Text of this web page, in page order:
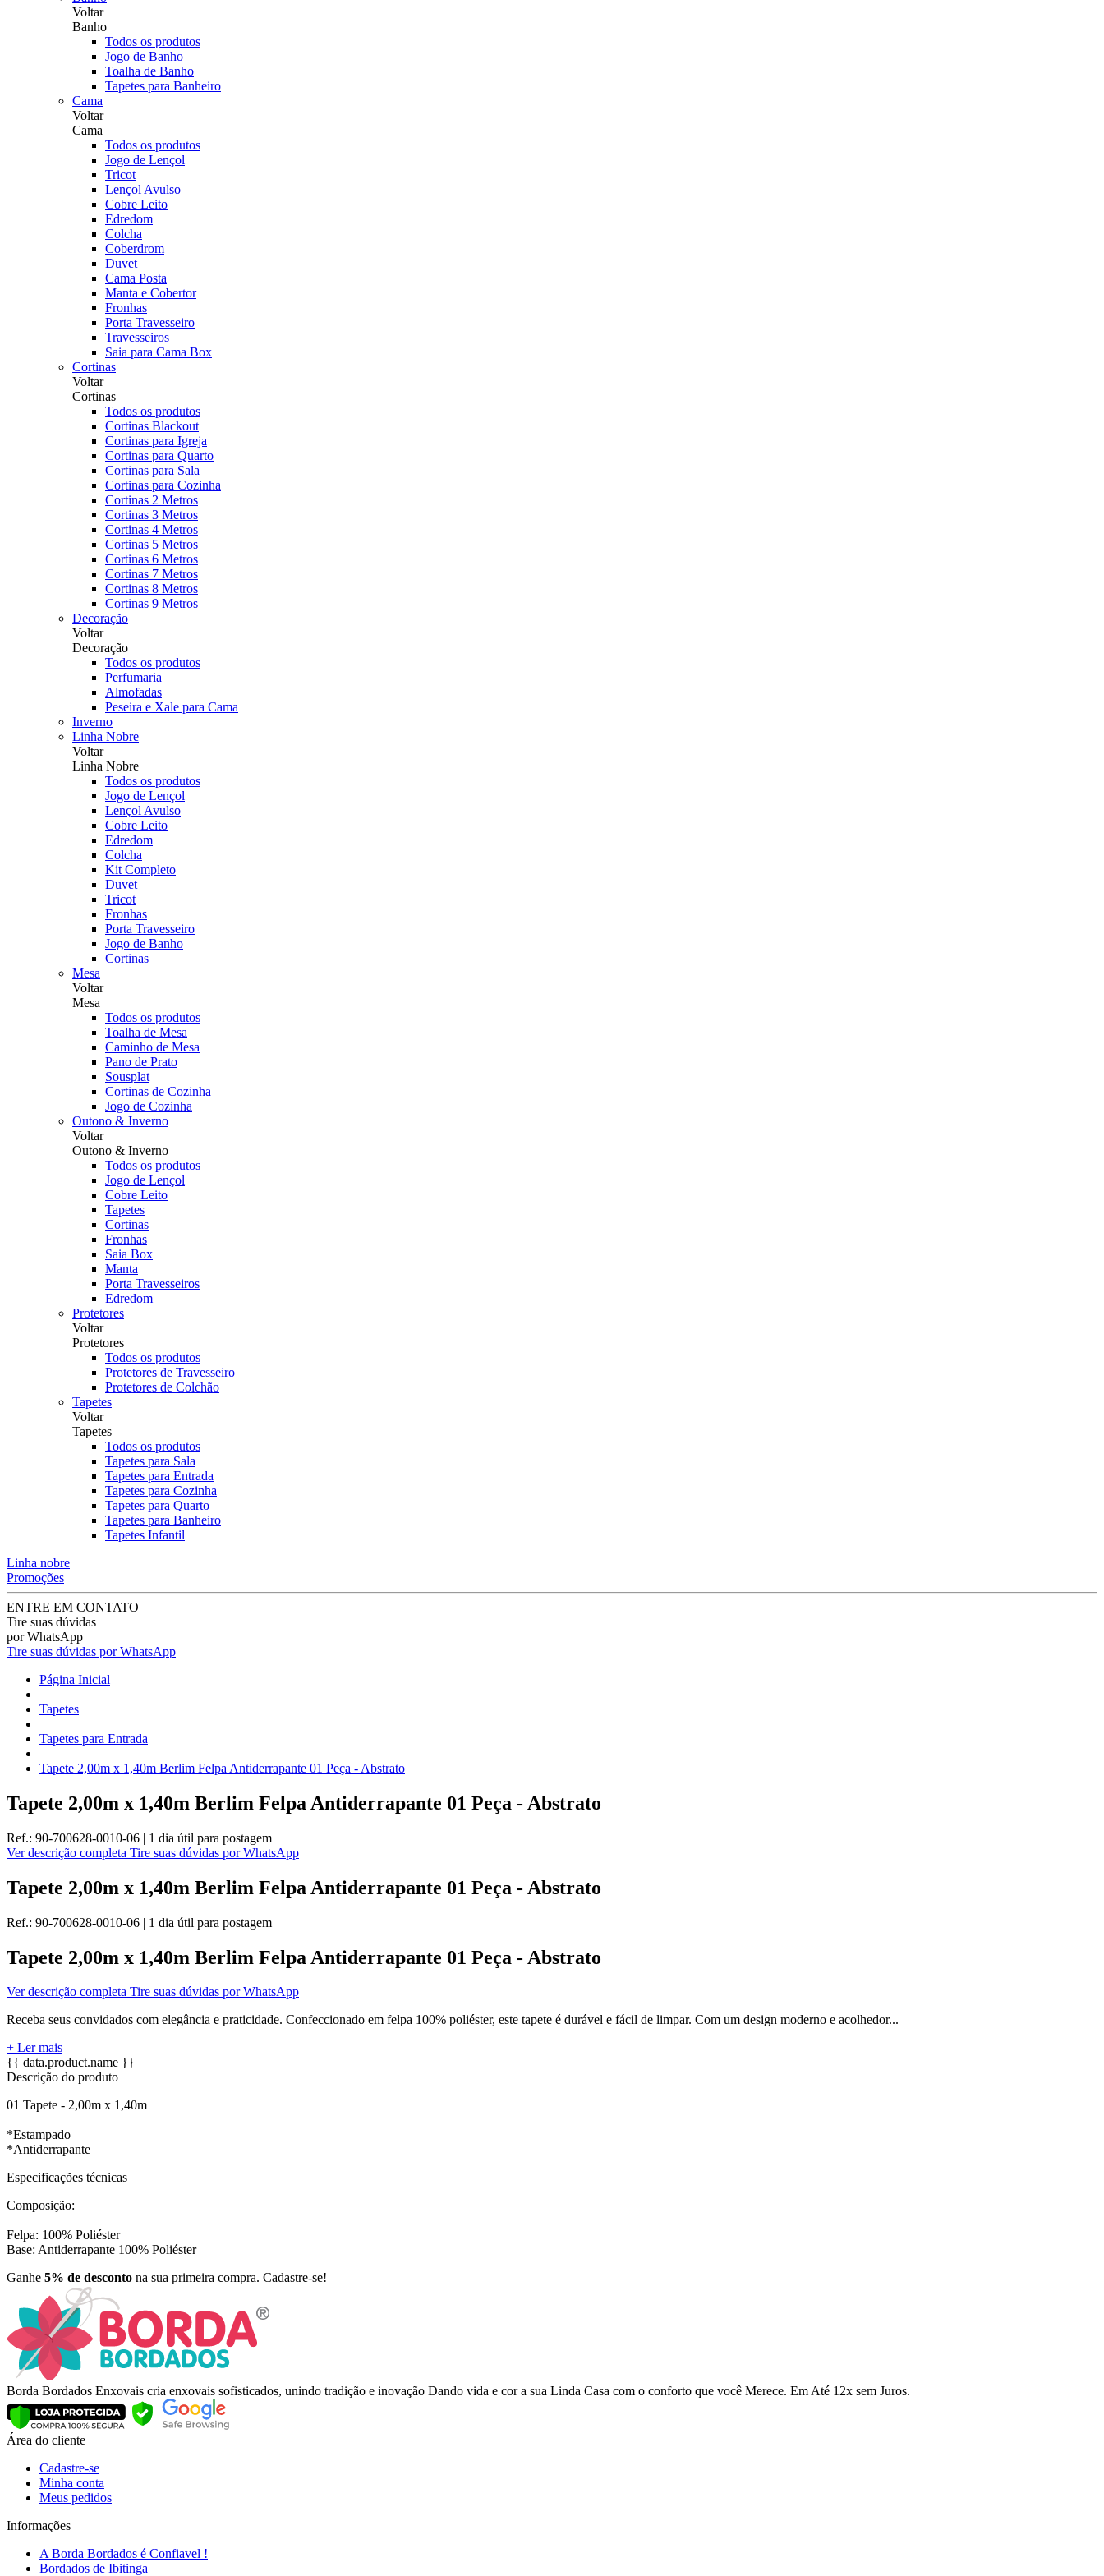
Voltar
Banho
Todos os produtos
Jogo de Banho
Toalha de Banho
Tapetes para Banheiro
Cama
Voltar
Cama
Todos os produtos
Jogo de Lençol
Tricot
Lençol Avulso
Cobre Leito
Edredom
Colcha
Coberdrom
Duvet
Cama Posta
Manta e Cobertor
Fronhas
Porta Travesseiro
Travesseiros
Saia para Cama Box
Cortinas
Voltar
Cortinas
Todos os produtos
Cortinas Blackout
Cortinas para Igreja
Cortinas para Quarto
Cortinas para Sala
Cortinas para Cozinha
Cortinas 2 Metros
Cortinas 3 Metros
Cortinas 4 Metros
Cortinas 5 Metros
Cortinas 6 Metros
Cortinas 7 Metros
Cortinas 8 Metros
Cortinas 9 Metros
Decoração
Voltar
Decoração
Todos os produtos
Perfumaria
Almofadas
Peseira e Xale para Cama
Inverno
Linha Nobre
Voltar
Linha Nobre
Todos os produtos
Jogo de Lençol
Lençol Avulso
Cobre Leito
Edredom
Colcha
Kit Completo
Duvet
Tricot
Fronhas
Porta Travesseiro
Jogo de Banho
Cortinas
Mesa
Voltar
Mesa
Todos os produtos
Toalha de Mesa
Caminho de Mesa
Pano de Prato
Sousplat
Cortinas de Cozinha
Jogo de Cozinha
Outono & Inverno
Voltar
Outono & Inverno
Todos os produtos
Jogo de Lençol
Cobre Leito
Tapetes
Cortinas
Fronhas
Saia Box
Manta
Porta Travesseiros
Edredom
Protetores
Voltar
Protetores
Todos os produtos
Protetores de Travesseiro
Protetores de Colchão
Tapetes
Voltar
Tapetes
Todos os produtos
Tapetes para Sala
Tapetes para Entrada
Tapetes para Cozinha
Tapetes para Quarto
Tapetes para Banheiro
Tapetes Infantil
Linha nobre
Promoções
ENTRE EM CONTATO
Tire suas dúvidas
por WhatsApp
Tire suas dúvidas por WhatsApp
Página Inicial
Tapetes
Tapetes para Entrada
Tapete 2,00m x 1,40m Berlim Felpa Antiderrapante 01 Peça - Abstrato
Tapete 2,00m x 1,40m Berlim Felpa Antiderrapante 01 Peça - Abstrato
Ref.: 90-700628-0010-06 | 1 dia útil para postagem
Ver descrição completa Tire suas dúvidas por WhatsApp
Tapete 2,00m x 1,40m Berlim Felpa Antiderrapante 01 Peça - Abstrato
Ref.: 90-700628-0010-06 | 1 dia útil para postagem
Tapete 2,00m x 1,40m Berlim Felpa Antiderrapante 01 Peça - Abstrato
Ver descrição completa Tire suas dúvidas por WhatsApp
Receba seus convidados com elegância e praticidade. Confeccionado em felpa 100% poliéster, este tapete é durável e fácil de limpar. Com um design moderno e acolhedor...
+ Ler mais
{{ data.product.name }}
Descrição do produto
01 Tapete - 2,00m x 1,40m
*Estampado
*Antiderrapante
Especificações técnicas
Composição:
Felpa: 100% Poliéster
Base: Antiderrapante 100% Poliéster
Ganhe 5% de desconto na sua primeira compra. Cadastre-se!
Borda Bordados Enxovais cria enxovais sofisticados, unindo tradição e inovação Dando vida e cor a sua Linda Casa com o conforto que você Merece. Em Até 12x sem Juros.
Área do cliente
Cadastre-se
Minha conta
Meus pedidos
Informações
A Borda Bordados é Confiavel !
Bordados de Ibitinga